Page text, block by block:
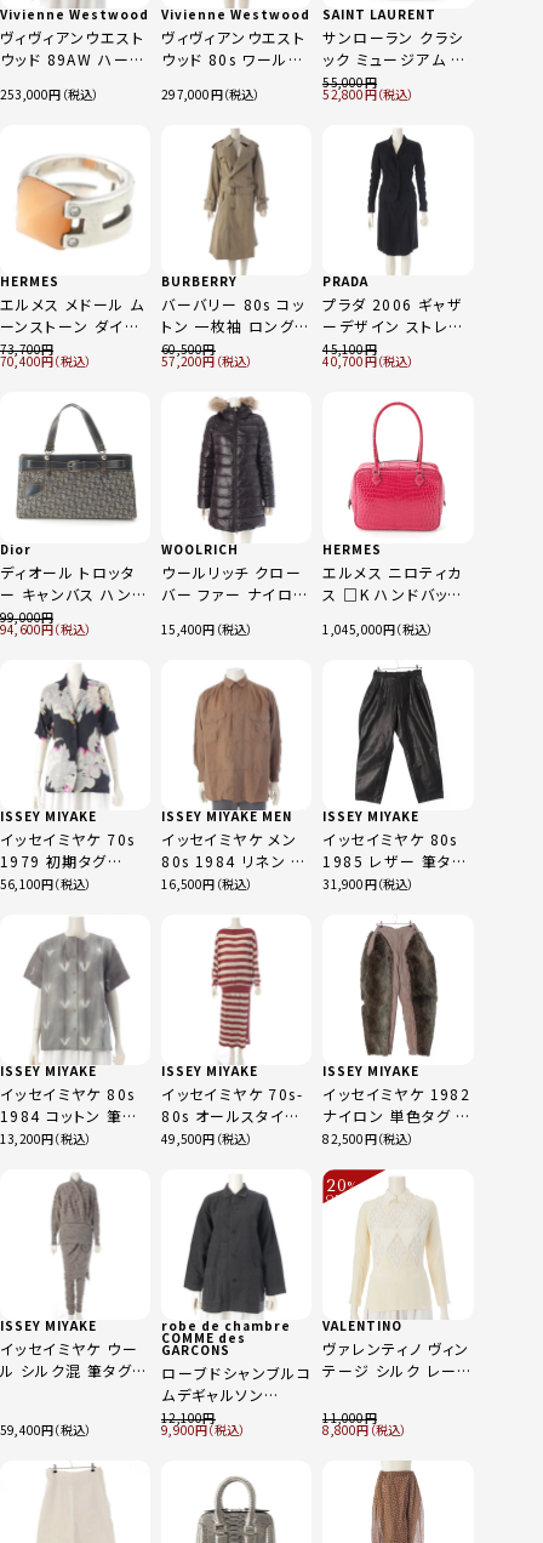
Vivienne Westwood
ヴィヴィアンウエスト
ウッド 89AW ハーレ
ーブ 長袖シャツ マル
253,000
Vivienne Westwood
ヴィヴィアンウエスト
ウッド 80s ワールズ
クイグル プルオーバ
ー ロングスリーブシ
ャツ チュニック オレ
297,000
SAINT LAURENT
サンローラン クラシ
ック ミュージアム フ
ラット レザー ブリー
フケース バッグ
326861 ブラック
55,000
52,800
HERMES
エルメス メドール ム
ーンストーン ダイヤ
リング 指輪 ジュエリ
ー 925 シルバー 51
73,700
70,400
BURBERRY
バーバリー 80s コッ
トン 一枚袖 ロングコ
ート トレンチコート
カーキ系
60,500
57,200
PRADA
プラダ 2006 ギャザ
ーデザイン ストレッ
チ セットアップ 3ピー
ス ブラック 38
45,100
40,700
Dior
ディオール トロッタ
ー キャンバス ハンド
バッグ ネイビー
99,000
94,600
WOOLRICH
ウールリッチ クロー
バー ファー ナイロン
ウター WWOU0419
15,400
HERMES
エルメス ニロティカ
ス □K ハンドバッグ
ニプリュム 20
1,045,000
ISSEY MIYAKE
イッセイミヤケ 70s
1979 初期タグ
TADANORI YOKOO
シルク 花 総柄 半袖
シャツ 平面パターン
ブラック マルチカラ
ー 9
56,100
ISSEY MIYAKE MEN
イッセイミヤケ メン
80s 1984 リネン 筆
タグ シャーリング デ
ップス ブラウン M
16,500
ISSEY MIYAKE
イッセイミヤケ 80s
1985 レザー 筆タグ
ベルテッド パンツ ブ
31,900
ISSEY MIYAKE
イッセイミヤケ 80s
1984 コットン 筆タ
グ 抜染 半袖 ベース
ップス MG12304 グ
レー ホワイト系 9
13,200
ISSEY MIYAKE
イッセイミヤケ 70s-
80s オールスタイル
リネン混 ボーダー
カートセットアップ ベ
ージュ バーガンディ
49,500
ISSEY MIYAKE
イッセイミヤケ 1982
ナイロン 単色タグ 初
期タグ 2way ファー
グ パンツ ボトムス グ
レージュ 6
82,500
ISSEY MIYAKE
イッセイミヤケ ウー
ル シルク混 筆タグ
カート パンツセットア
ン グレージュ 9
59,400
robe de chambre
COMME des
GARCONS
ローブドシャンブルコ
ムデギャルソン
AD1988 コットン オ
ープンカラー オーバ
トップス RB-08009
ブラック
12,100
9,900
20%
OFF
VALENTINO
ヴァレンティノ ヴィン
テージ シルク レース
ージュ 8
11,000
8,800